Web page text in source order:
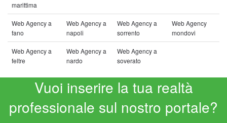
marittima
Web Agency a
fano
Web Agency a
napoli
Web Agency a
sorrento
Web Agency
mondovi
Web Agency a
feltre
Web Agency a
nardo
Web Agency a
soverato
Vuoi inserire la tua realtà
professionale sul nostro portale?